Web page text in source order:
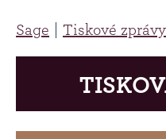
Sage Tiskové zprávy